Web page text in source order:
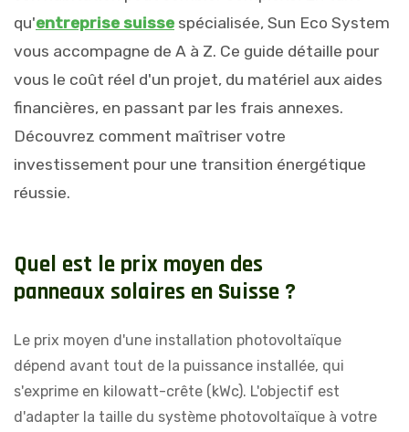
qu'entreprise suisse spécialisée, Sun Eco System
vous accompagne de A à Z. Ce guide détaille pour
vous le coût réel d'un projet, du matériel aux aides
financières, en passant par les frais annexes.
Découvrez comment maîtriser votre
investissement pour une transition énergétique
réussie.
Quel est le prix moyen des
panneaux solaires en Suisse ?
Le prix moyen d'une installation photovoltaïque
dépend avant tout de la puissance installée, qui
s'exprime en kilowatt-crête (kWc). L'objectif est
d'adapter la taille du système photovoltaïque à votre